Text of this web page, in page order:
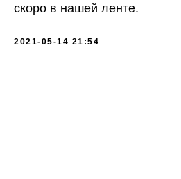
скоро в нашей ленте.
2021-05-14 21:54